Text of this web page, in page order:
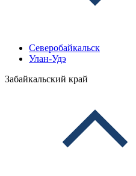
Северобайкальск
Улан-Удэ
Забайкальский край